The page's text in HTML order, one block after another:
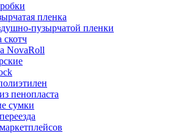
пленка
пузырчатой пленки
скотч
NovaRoll
пенопласта
сумки